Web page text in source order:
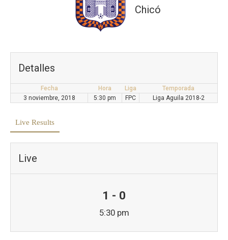
Chicó
Detalles
Fecha Hora Liga
Temporada
3 noviembre, 2018
5:30 pm FPC Liga Aguila 2018-2
Live Results
Live
1 - 0
5:30 pm